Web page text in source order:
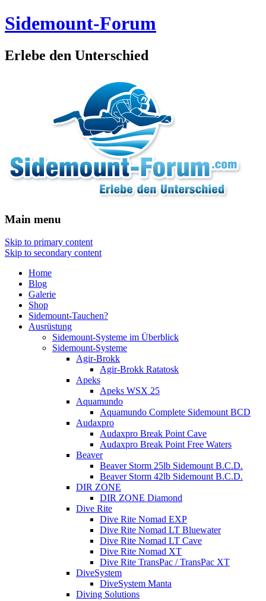
Sidemount-Forum
Erlebe den Unterschied
Main menu
Skip to primary content
Skip to secondary content
Home
Blog
Galerie
Shop
Sidemount-Tauchen?
Ausrüstung
Sidemount-Systeme im Überblick
Sidemount-Systeme
Agir-Brokk
Agir-Brokk Ratatosk
Apeks
Apeks WSX 25
Aquamundo
Aquamundo Complete Sidemount BCD
Audaxpro
Audaxpro Break Point Cave
Audaxpro Break Point Free Waters
Beaver
Beaver Storm 25lb Sidemount B.C.D.
Beaver Storm 42lb Sidemount B.C.D.
DIR ZONE
DIR ZONE Diamond
Dive Rite
Dive Rite Nomad EXP
Dive Rite Nomad LT Bluewater
Dive Rite Nomad LT Cave
Dive Rite Nomad XT
Dive Rite TransPac / TransPac XT
DiveSystem
DiveSystem Manta
Diving Solutions